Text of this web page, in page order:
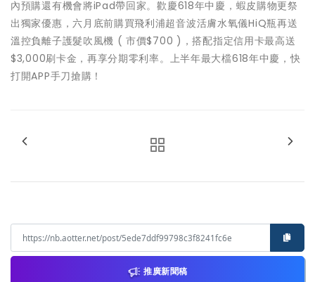
內預購還有機會將iPad帶回家。歡慶618年中慶，蝦皮購物更祭
出獨家優惠，六月底前購買飛利浦超音波活膚水氧儀HiQ瓶再送
溫控負離子護髮吹風機 ( 市價$700 )，搭配指定信用卡最高送
$3,000刷卡金，再享分期零利率。上半年最大檔618年中慶，快
打開APP手刀搶購！
推廣新聞稿